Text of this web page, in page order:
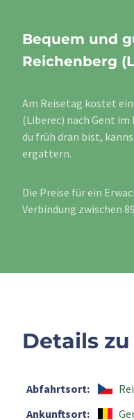
Bequem und
Reichenberg
Am Reisetag kostet
(Liberec) nach Gent im
du früh dran bist,
ergattern.
Die Preise für ein
Verbindung zwischen
Details
Abfahrtsort:
Ankunftsort: